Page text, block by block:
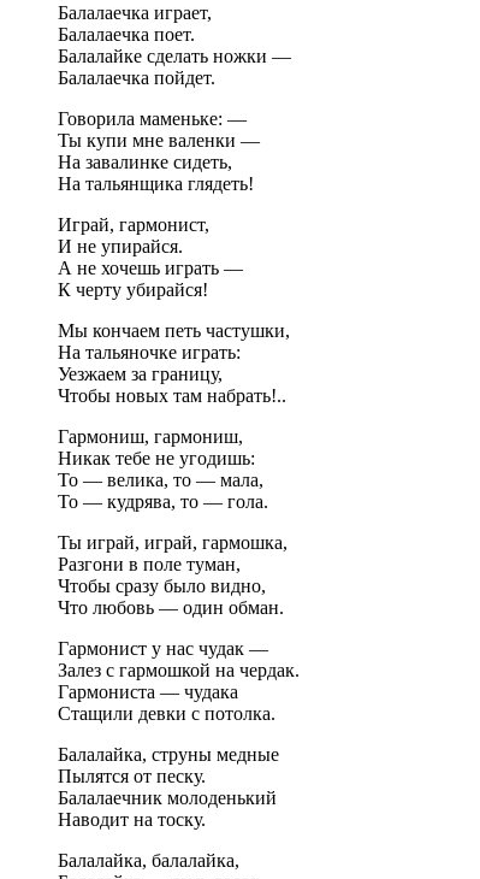
Балалаечка играет,
Балалаечка поет.
Балалайке сделать ножки —
Балалаечка пойдет.
Говорила маменьке: —
Ты купи мне валенки —
На завалинке сидеть,
На тальянщика глядеть!
Играй, гармонист,
И не упирайся.
А не хочешь играть —
К черту убирайся!
Мы кончаем петь частушки,
На тальяночке играть:
Уезжаем за границу,
Чтобы новых там набрать!..
Гармониш, гармониш,
Никак тебе не угодишь:
То — велика, то — мала,
То — кудрява, то — гола.
Ты играй, играй, гармошка,
Разгони в поле туман,
Чтобы сразу было видно,
Что любовь — один обман.
Гармонист у нас чудак —
Залез с гармошкой на чердак.
Гармониста — чудака
Стащили девки с потолка.
Балалайка, струны медные
Пылятся от песку.
Балалаечник молоденький
Наводит на тоску.
Балалайка, балалайка,